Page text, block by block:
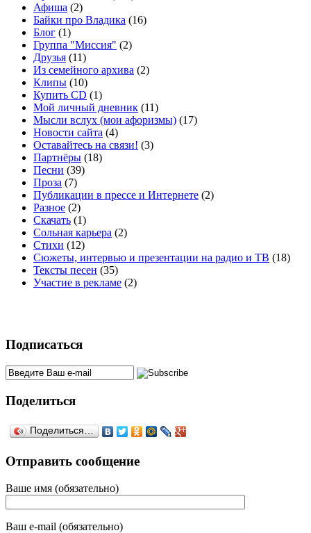
Афиша (2)
Байки про Владика (16)
Блог (1)
Группа "Миссия" (2)
Друзья (11)
Из семейного архива (2)
Клипы (10)
Купить CD (1)
Мой личный дневник (11)
Мысли вслух (мои афоризмы) (17)
Новости сайта (4)
Оставайтесь на связи! (3)
Партнёры (18)
Песни (39)
Проза (7)
Публикации в прессе и Интернете (2)
Разное (2)
Скачать (1)
Сольная карьера (2)
Стихи (12)
Сюжеты, интервью и презентации на радио и ТВ (18)
Тексты песен (35)
Участие в рекламе (2)
Подписаться
Поделиться
Поделиться…
Отправить сообщение
Ваше имя (обязательно)
Ваш e-mail (обязательно)